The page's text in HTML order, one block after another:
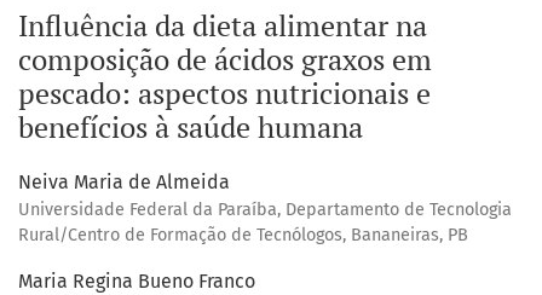
Influência da dieta alimentar na
composição de ácidos graxos em
pescado: aspectos nutricionais e
benefícios à saúde humana
Neiva Maria de Almeida
Universidade Federal da Paraíba, Departamento de Tecnologia
Rural/Centro de Formação de Tecnólogos, Bananeiras, PB
Maria Regina Bueno Franco